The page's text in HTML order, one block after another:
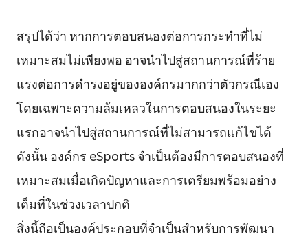
สรุปได้ว่า หากการตอบสนองต่อการกระทำที่ไม่
เหมาะสมไม่เพียงพอ อาจนำไปสู่สถานการณ์ที่ร้าย
แรงต่อการดำรงอยู่ขององค์กรมากกว่าตัวกรณีเอง
โดยเฉพาะความล้มเหลวในการตอบสนองในระยะ
แรกอาจนำไปสู่สถานการณ์ที่ไม่สามารถแก้ไขได้
ดังนั้น องค์กร eSports จำเป็นต้องมีการตอบสนองที่
เหมาะสมเมื่อเกิดปัญหาและการเตรียมพร้อมอย่าง
เต็มที่ในช่วงเวลาปกติ
สิ่งนี้ถือเป็นองค์ประกอบที่จำเป็นสำหรับการพัฒนา